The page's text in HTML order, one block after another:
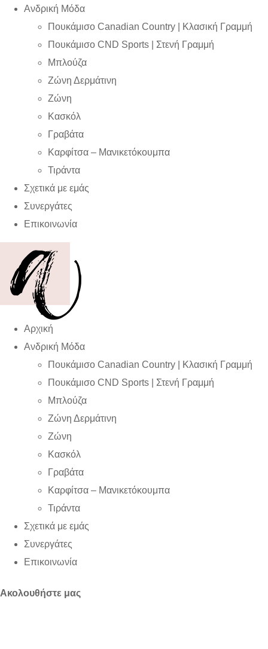
Ανδρική Μόδα
Πουκάμισο Canadian Country | Kλασική Γραμμή
Πουκάμισο CND Sports | Στενή Γραμμή
Μπλούζα
Ζώνη Δερμάτινη
Ζώνη
Κασκόλ
Γραβάτα
Καρφίτσα – Μανικετόκουμπα
Τιράντα
Σχετικά με εμάς
Συνεργάτες
Επικοινωνία
Αρχική
Ανδρική Μόδα
Πουκάμισο Canadian Country | Kλασική Γραμμή
Πουκάμισο CND Sports | Στενή Γραμμή
Μπλούζα
Ζώνη Δερμάτινη
Ζώνη
Κασκόλ
Γραβάτα
Καρφίτσα – Μανικετόκουμπα
Τιράντα
Σχετικά με εμάς
Συνεργάτες
Επικοινωνία
Ακολουθήστε μας